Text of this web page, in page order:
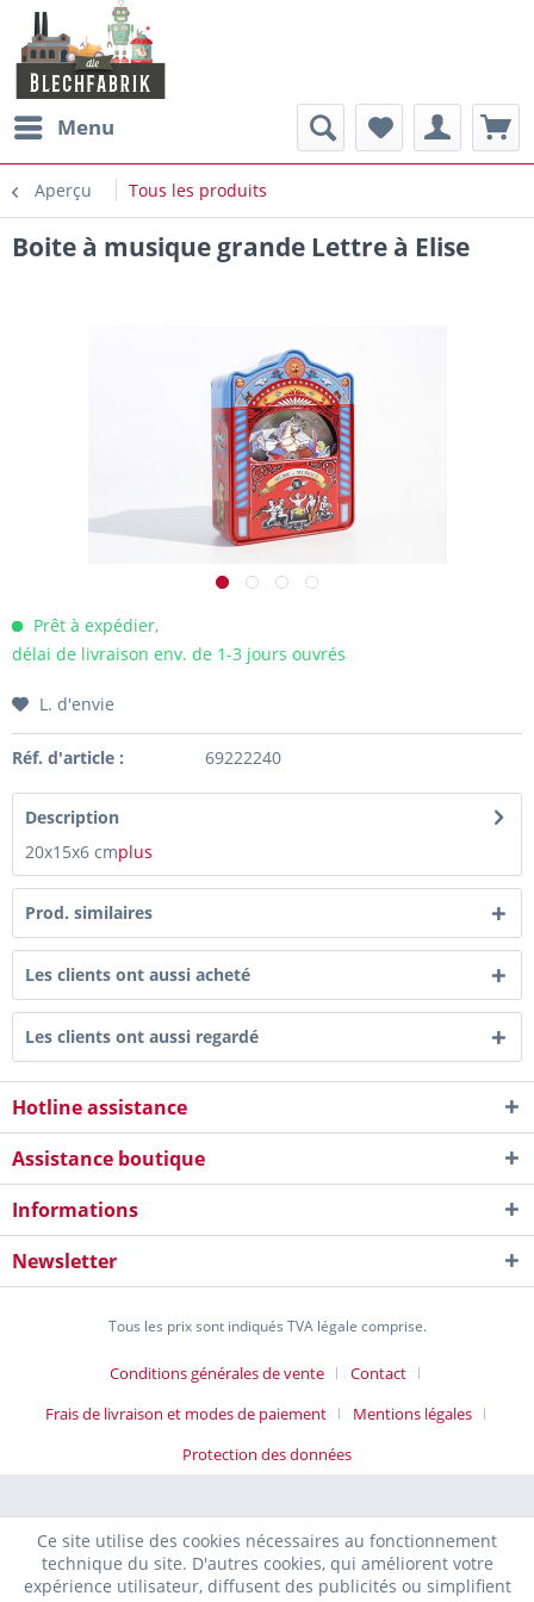
Menu
Aperçu Tous les produits
Boite à musique grande Lettre à Elise
Prêt à expédier,
délai de livraison env. de 1-3 jours ouvrés
L. d'envie
Réf. d'article : 69222240
Description
20x15x6 cmplus
Prod. similaires
Les clients ont aussi acheté
Les clients ont aussi regardé
Hotline assistance
Assistance boutique
Informations
Newsletter
Tous les prix sont indiqués TVA légale comprise.
Conditions générales de vente
Contact
Frais de livraison et modes de paiement
Mentions légales
Protection des données
Ce site utilise des cookies nécessaires au fonctionnement
technique du site. D'autres cookies, qui améliorent votre
expérience utilisateur, diffusent des publicités ou simplifient